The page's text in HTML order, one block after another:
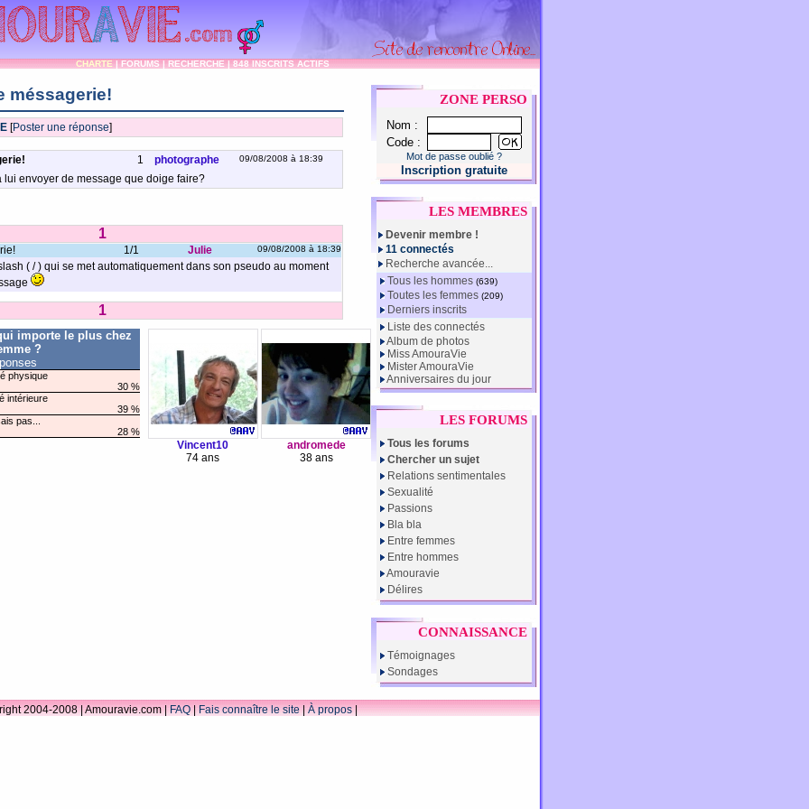
CHARTE|FORUMS|RECHERCHE|848 INSCRITS ACTIFS
méssagerie!
[Poster une réponse]
1 photographe 09/08/2008 à 18:39
lui envoyer de message que doige faire?
1
1/1 Julie 09/08/2008 à 18:39
( / ) qui se met automatiquement dans son pseudo au moment
1
importe le plus chez
?
physique
30 %
intérieure
39 %
pas...
28 %
Vincent10
74 ans
andromede
38 ans
ZONE PERSO
Nom :
Code :
Mot de passe oublié ?
Inscription gratuite
LES MEMBRES
Devenir membre !
11 connectés
Recherche avancée...
Tous les hommes (639)
Toutes les femmes (209)
Derniers inscrits
Liste des connectés
Album de photos
Miss AmouraVie
Mister AmouraVie
Anniversaires du jour
LES FORUMS
Tous les forums
Chercher un sujet
Relations sentimentales
Sexualité
Passions
Bla bla
Entre femmes
Entre hommes
Amouravie
Délires
CONNAISSANCE
Témoignages
Sondages
2004-2008 | Amouravie.com |FAQ|Fais connaître le site|À propos|